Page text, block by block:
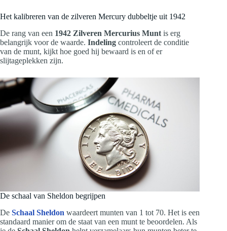
Het kalibreren van de zilveren Mercury dubbeltje uit 1942
De rang van een 1942 Zilveren Mercurius Munt is erg
belangrijk voor de waarde. Indeling controleert de conditie
van de munt, kijkt hoe goed hij bewaard is en of er
slijtageplekken zijn.
De schaal van Sheldon begrijpen
De Schaal Sheldon waardeert munten van 1 tot 70. Het is een
standaard manier om de staat van een munt te beoordelen. Als